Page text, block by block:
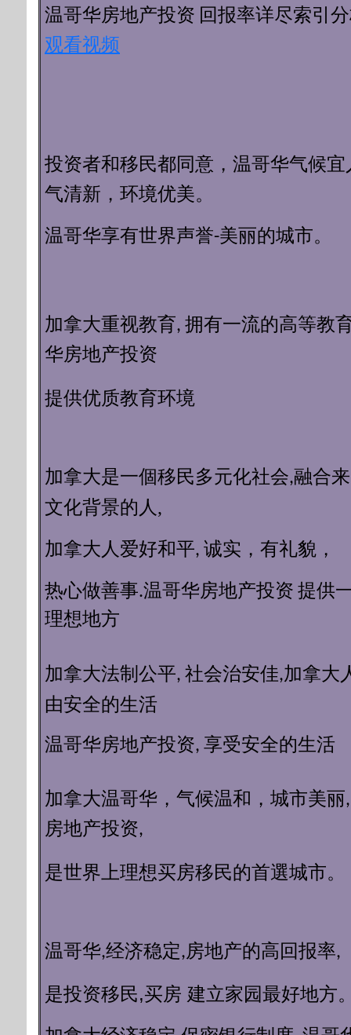
温哥华房地产投资 回报率详尽索引
观看视频
投资者和移民都同意， 温哥华气候宜
气清新，环境优美。
温哥华享有世界声誉-美丽的城市。
加拿大重视教育, 拥有一流的高等教
华房地产投资
提供优质教育环境
加拿大是一個移民多元化社会,融合
文化背景的人 ,
加拿大人爱好和平, 诚实，有礼貌，
热心做善事.温哥华房地产投资 提供
理想地方
加拿大法制公平, 社会治安佳,加拿大
由安全的生活
温哥华房地产投资, 享受安全的生活​
加拿大温哥华，气候温和，城市美
房地产投资,
是世界上理想买房移民的首選城市。
温哥华,经济稳定,房地产的高回报率,
是投资移民,买房 建立家园最好地方